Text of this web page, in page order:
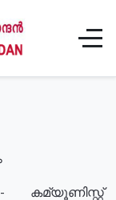
- കമ്യൂണിസ്റ്റ്